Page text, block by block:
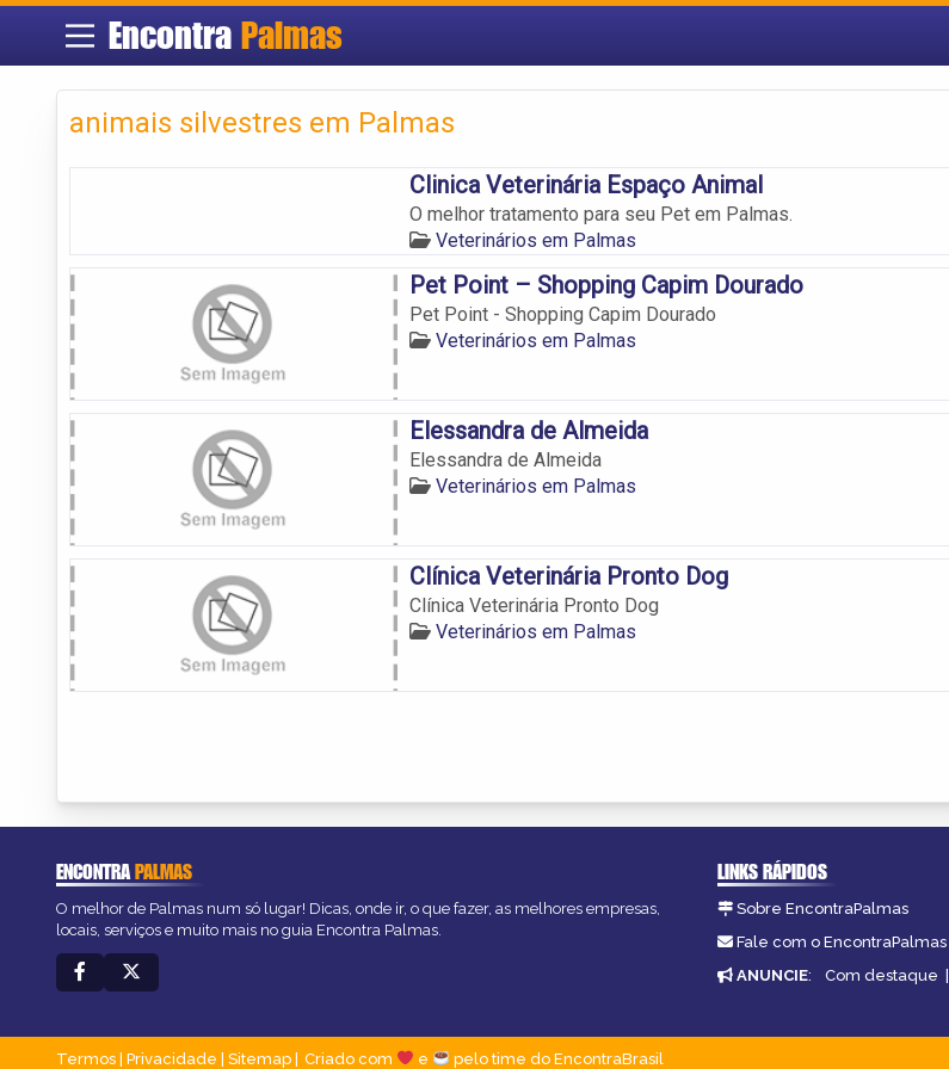
Encontra Palmas
animais silvestres em Palmas
Clinica Veterinária Espaço Animal
O melhor tratamento para seu Pet em Palmas.
Veterinários em Palmas
Pet Point – Shopping Capim Dourado
Pet Point - Shopping Capim Dourado
Veterinários em Palmas
Elessandra de Almeida
Elessandra de Almeida
Veterinários em Palmas
Clínica Veterinária Pronto Dog
Clínica Veterinária Pronto Dog
Veterinários em Palmas
ENCONTRAPALMAS
O melhor de Palmas num só lugar! Dicas, onde ir, o que fazer, as melhores empresas,
locais, serviços e muito mais no guia Encontra Palmas.
LINKS RÁPIDOS
Sobre EncontraPalmas
Fale com o EncontraPalmas
ANUNCIE: Com destaque |
Termos Privacidade Sitemap Criado com e pelo time do EncontraBrasil